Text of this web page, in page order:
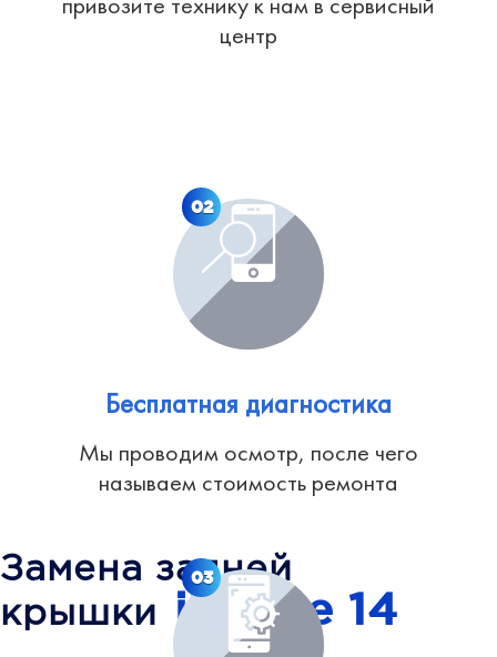
Замена задней
крышки
iPhone 14
центр
02
Бесплатная диагностика
Мы проводим осмотр, после чего
называем стоимость ремонта
03